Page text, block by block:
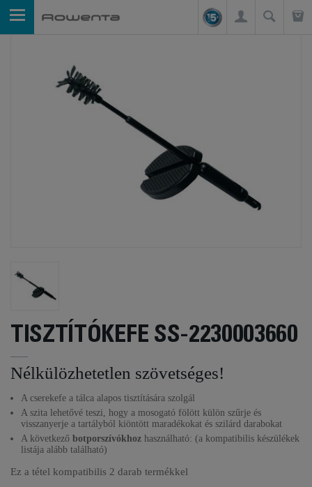
TISZTÍTÓKEFE SS-2230003660
Nélkülözhetetlen szövetséges!
A cserekefe a tálca alapos tisztítására szolgál
A szita lehetővé teszi, hogy a mosogató fölött külön szűrje és
visszanyerje a tartályból kiöntött maradékokat és szilárd darabokat
A következő botporszívókhoz használható: (a kompatibilis készülékek
listája alább található)
Ez a tétel kompatibilis 2 darab termékkel